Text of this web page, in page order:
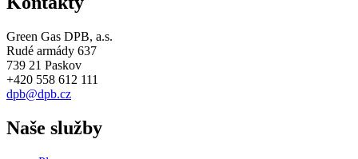
Green Gas DPB, a.s.
Rudé armády 637
739 21 Paskov
+420 558 612 111
dpb@dpb.cz
Naše služby